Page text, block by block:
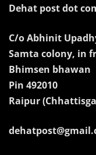
Dehat post dot
C/o Abhinit
Samta colony, in
Bhimsen bhawan
Pin 492010
Raipur